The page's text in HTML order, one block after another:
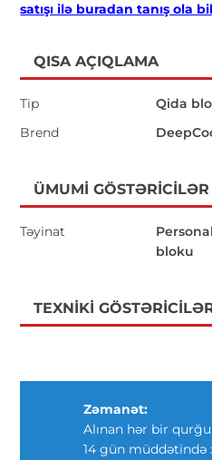
satışı ilə buradan tanış ola
QISA AÇIQLAMA
Tip
Qida
Brend
ÜMUMI GÖSTƏRICILƏR
Təyinat
bloku
TEXNIKI
Zəmanət:
Alınan hər bir
14 gün